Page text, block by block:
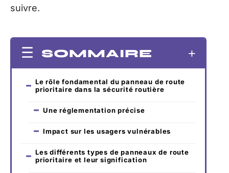
suivre.
SOMMAIRE
Le rôle fondamental du panneau de route
prioritaire dans la sécurité routière
Une réglementation précise
Impact sur les usagers vulnérables
Les différents types de panneaux de route
prioritaire et leur signification